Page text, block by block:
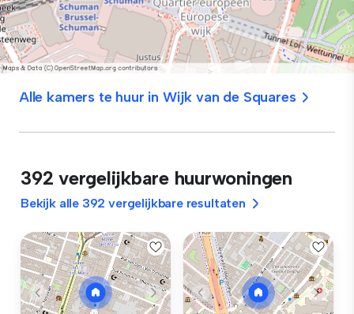
Alle kamers te huur in Wijk van de Squares
392 vergelijkbare huurwoningen
Bekijk alle 392 vergelijkbare resultaten